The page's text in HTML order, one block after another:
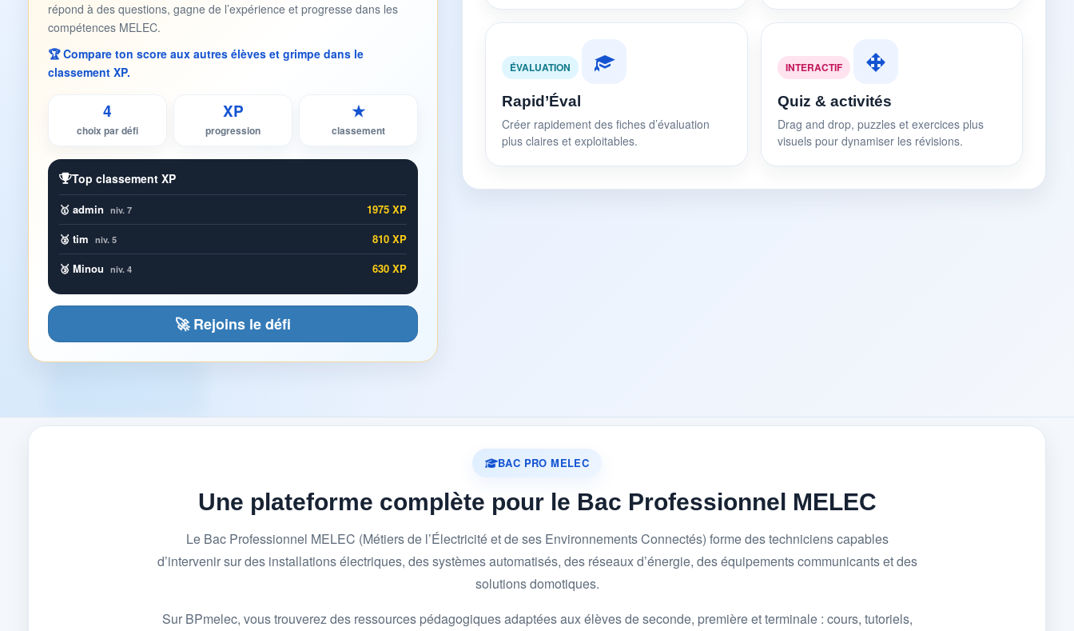
répond à des questions, gagne de l’expérience et progresse dans les
compétences MELEC.
🏆 Compare ton score aux autres élèves et grimpe dans le
classement XP.
4
choix par défi
XP
progression
★
classement
Top classement XP
🥇 admin niv. 7
1975 XP
🥈 tim niv. 5
810 XP
🥉 Minou niv. 4 630 XP
🚀 Rejoins le défi
ÉVALUATION
Rapid’Éval
Créer rapidement des fiches d’évaluation
plus claires et exploitables.
INTERACTIF
Quiz & activités
Drag and drop, puzzles et exercices plus
visuels pour dynamiser les révisions.
BAC PRO MELEC
Une plateforme complète pour le Bac Professionnel MELEC
Le Bac Professionnel MELEC (Métiers de l’Électricité et de ses Environnements Connectés) forme des techniciens capables
d’intervenir sur des installations électriques, des systèmes automatisés, des réseaux d’énergie, des équipements communicants et des
solutions domotiques.
Sur BPmelec, vous trouverez des ressources pédagogiques adaptées aux élèves de seconde, première et terminale : cours, tutoriels,